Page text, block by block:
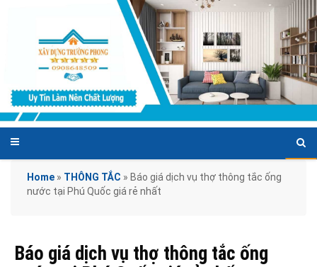
Home » THÔNG TẮC » Báo giá dịch vụ thợ thông tắc ống
nước tại Phú Quốc giá rẻ nhất
Báo giá dịch vụ thợ thông tắc ống